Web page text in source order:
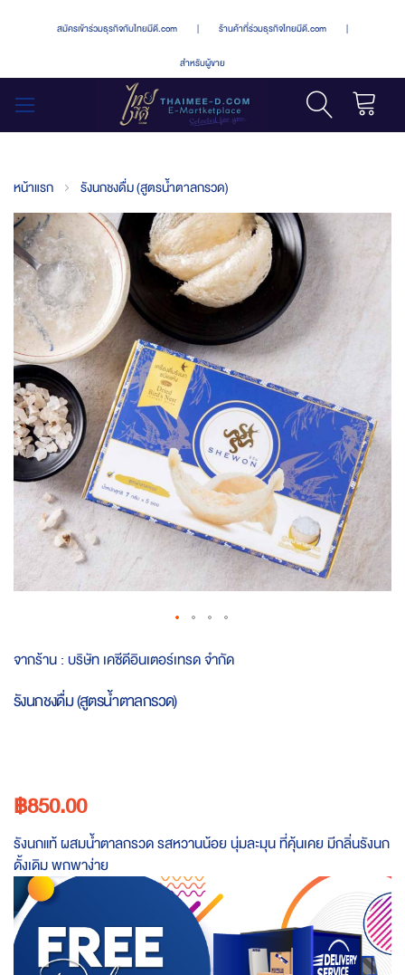
สมัครเข้าร่วมธุรกิจกับไทยมีดี.com | ร้านค้าที่ร่วมธุรกิจไทยมีดี.com |
สำหรับผู้ขาย
หน้าแรก รังนกชงดื่ม (สูตรน้ำตาลกรวด)
Skip
to
the
end
of
the
images
gallery
to
beginning
จากร้าน :บริษัท เคซีดีอินเตอร์เทรด จำกัด
รังนกชงดื่ม (สูตรน้ำตาลกรวด)
฿850.00
รังนกแท้ ผสมน้ำตาลกรวด รสหวานน้อย นุ่มละมุน ที่คุ้นเคย มีกลิ่นรังนก
ดั้งเดิม พกพาง่าย